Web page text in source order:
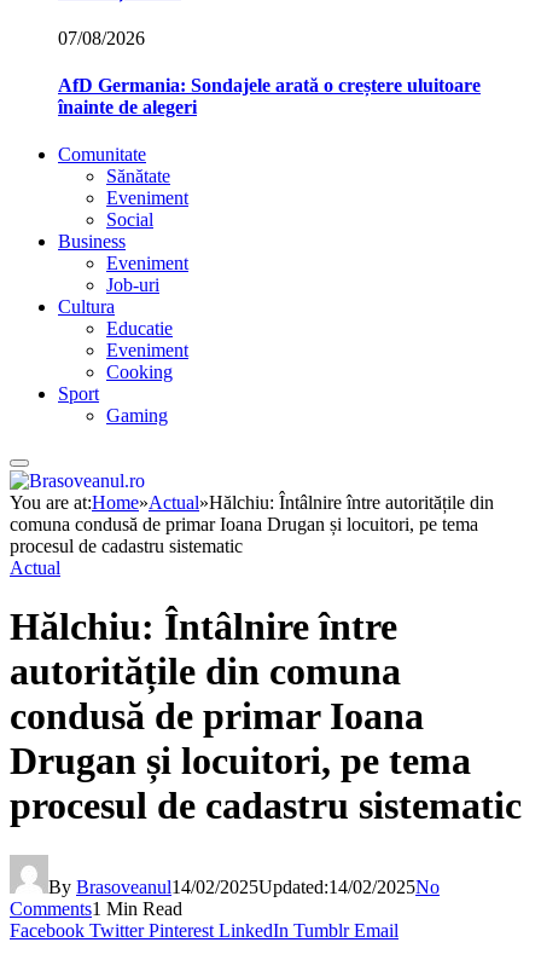
07/08/2026
AfD Germania: Sondajele arată o creștere uluitoare
înainte de alegeri
Comunitate
Sănătate
Eveniment
Social
Business
Eveniment
Job-uri
Cultura
Educatie
Eveniment
Cooking
Sport
Gaming
You are at:Home»Actual»Hălchiu: Întâlnire între autoritățile din
comuna condusă de primar Ioana Drugan și locuitori, pe tema
procesul de cadastru sistematic
Actual
Hălchiu: Întâlnire între
autoritățile din comuna
condusă de primar Ioana
Drugan și locuitori, pe tema
procesul de cadastru sistematic
By Brasoveanul14/02/2025Updated:14/02/2025No
Comments1 Min Read
Facebook Twitter Pinterest LinkedIn Tumblr Email